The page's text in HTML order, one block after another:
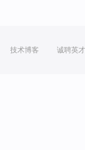
技术博客 诚聘英才